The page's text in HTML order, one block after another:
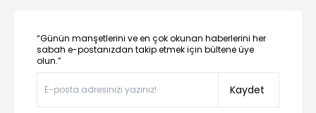
“Günün manşetlerini ve en çok okunan haberlerini her
sabah e-postanızdan takip etmek için bültene üye
olun.”
Kaydet